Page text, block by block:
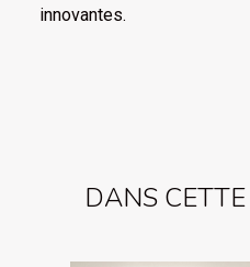
innovantes.
DANS